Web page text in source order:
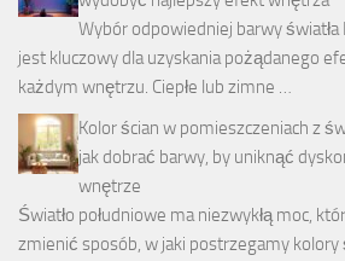
Wybór odpowiedniej barwy światła
jest kluczowy dla uzyskania pożądanego
każdym wnętrzu. Ciepłe lub zimne …
Kolor ścian w pomieszczeniach z
jak dobrać barwy, by uniknąć
wnętrze
Światło południowe ma niezwykłą moc,
zmienić sposób, w jaki postrzegamy kolory